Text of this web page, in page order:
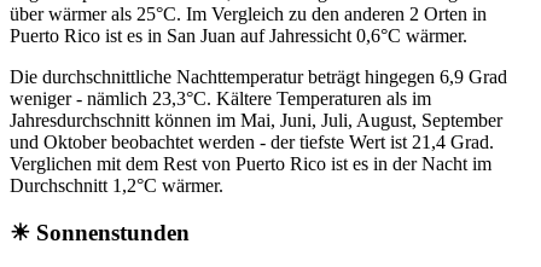
über wärmer als 25°C. Im Vergleich zu den anderen 2 Orten in
Puerto Rico ist es in San Juan auf Jahressicht 0,6°C wärmer.
Die durchschnittliche Nachttemperatur beträgt hingegen 6,9 Grad
weniger - nämlich 23,3°C. Kältere Temperaturen als im
Jahresdurchschnitt können im Mai, Juni, Juli, August, September
und Oktober beobachtet werden - der tiefste Wert ist 21,4 Grad.
Verglichen mit dem Rest von Puerto Rico ist es in der Nacht im
Durchschnitt 1,2°C wärmer.
☀ Sonnenstunden